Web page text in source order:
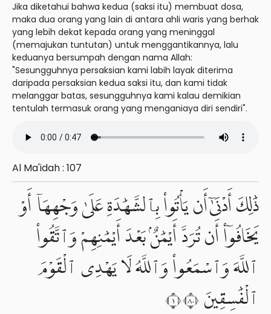
Jika diketahui bahwa kedua (saksi itu) membuat dosa,
maka dua orang yang lain di antara ahli waris yang berhak
yang lebih dekat kepada orang yang meninggal
(memajukan tuntutan) untuk menggantikannya, lalu
keduanya bersumpah dengan nama Allah:
"Sesungguhnya persaksian kami labih layak diterima
daripada persaksian kedua saksi itu, dan kami tidak
melanggar batas, sesungguhnya kami kalau demikian
tentulah termasuk orang yang menganiaya diri sendiri".
Al Ma'idah : 107
ذَٰلِكَ أَدْنَىٰٓ أَن يَأْتُوا۟ بِٱلشَّهَٰدَةِ عَلَىٰ وَجْهِهَآ أَوْ
يَخَافُوٓا۟ أَن تُرَدَّ أَيْمَٰنٌۢ بَعْدَ أَيْمَٰنِهِمْ وَٱتَّقُوا۟
ٱللَّهَ وَٱسْمَعُوا۟ وَٱللَّهُ لَا يَهْدِى ٱلْقَوْمَ
ٱلْفَٰسِقِينَ ١٠٨